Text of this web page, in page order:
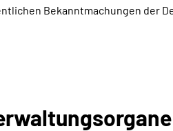
Bekanntmachungen der